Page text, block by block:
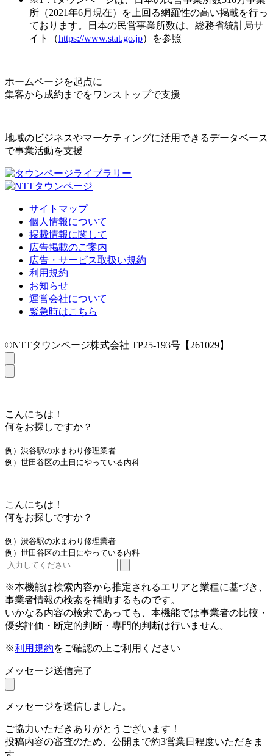
所（2021年6月現在）を上回る網羅性の高い掲載を行っ
ております。日本の民営事業所数は、総務省統計局サ
イト（https://www.stat.go.jp）を参照
ホームページを起点に
集客から成約までをワンストップで支援
地域のビジネスやマーケティングに活用できるデータベース
で事業活動を支援
サイトマップ
個人情報について
掲載情報に関して
広告掲載のご案内
広告・サービス取扱い規約
利用規約
お知らせ
運営会社について
緊急時はこちら
©NTTタウンページ株式会社 TP25-193号【261029】
こんにちは！
何をお探しですか？
例）渋谷駅の水まわり修理業者
例）世田谷区の土日にやっている内科
こんにちは！
何をお探しですか？
例）渋谷駅の水まわり修理業者
例）世田谷区の土日にやっている内科
※本機能は検索内容から推定されるエリアと業種に基づき、
事業者情報の検索を補助するものです。
いかなる内容の検索であっても、本機能では事業者の比較・
優劣評価・断定的判断・専門的判断は行いません。
※利用規約をご確認の上ご利用ください
メッセージ送信完了
メッセージを送信しました。
ご協力いただきありがとうございます！
投稿内容の審査のため、公開まで約3営業日程度いただきま